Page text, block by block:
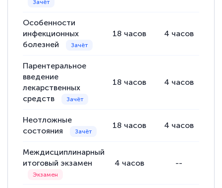
книги, методические рекомендации,
статьи. Времени на подготовку
аттестацию в школе. Спасибо!
Знаток города 2 уровня
Спасибо большое Академии! Грамотное,
вежливое сопровождение! Всё чётко и
Особенности
инфекционных
болезней
18 часов 4 часов
Парентеральное
введение
лекарственных
средств
18 часов 4 часов
Неотложные
состояния
18 часов 4 часов
Междисциплинарный
итоговый экзамен
4 часов --